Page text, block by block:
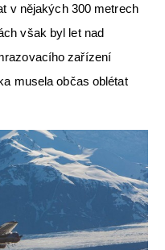
v nějakých 300 metrech
však byl let nad
zařízení
musela občas oblétat